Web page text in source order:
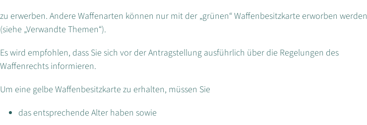
zu erwerben. Andere Waffenarten können nur mit der „grünen“ Waffenbesitzkarte erworben werden
(siehe „Verwandte Themen“).
Es wird empfohlen, dass Sie sich vor der Antragstellung ausführlich über die Regelungen des
Waffenrechts informieren.
Um eine gelbe Waffenbesitzkarte zu erhalten, müssen Sie
das entsprechende Alter haben sowie